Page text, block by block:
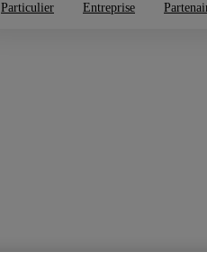
Particulier Entreprise